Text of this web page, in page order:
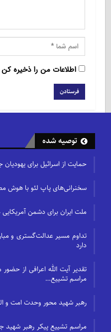
اطلاعات من را ذخیره کن
توصیه شده
حمایت از اسرائیل برای
سخنرانی‌های پاپ لئو با هوش
ملت ایران برای دشمن
تداوم مسیر عدالت‌گستری و
دارد
تقدیر آیت الله اعرافی از
مراسم تشییع…
رهبر شهید محور وحدت امت و
مراسم تشییع پیکر رهبر شهید